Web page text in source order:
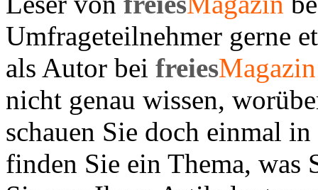
Umfrageteilnehmer gerne
als Autor bei freiesMagazin
nicht genau wissen,
schauen Sie doch einmal
finden Sie ein Thema, was